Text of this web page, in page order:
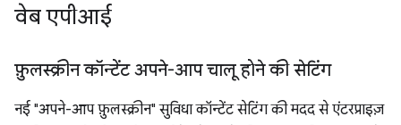
वेब एपीआई
फ़ुलस्क्रीन कॉन्टेंट अपने-आप चालू होने की सेटिंग
नई "अपने-आप फ़ुलस्क्रीन" सुविधा कॉन्टेंट सेटिंग की मदद से एंटरप्राइज़